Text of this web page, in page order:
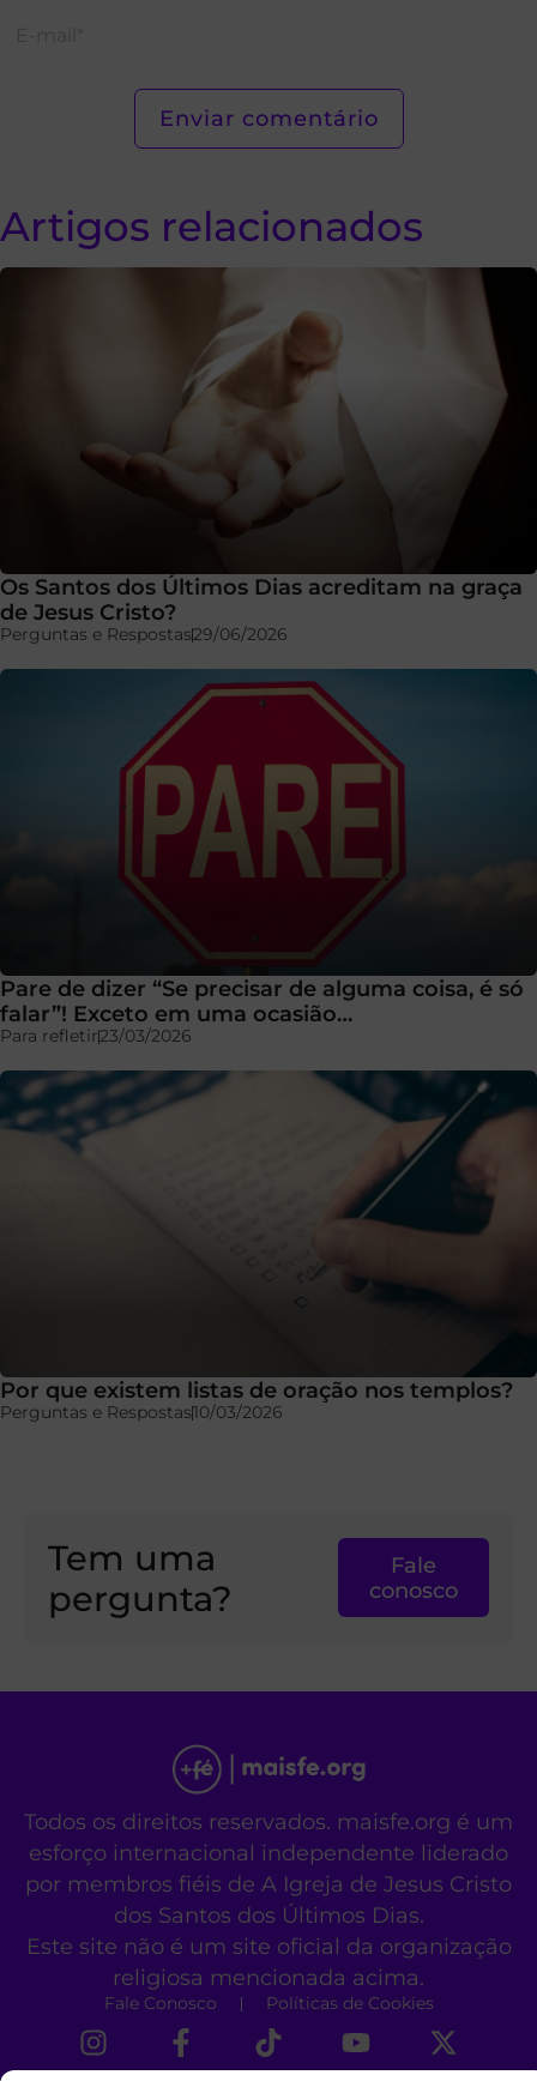
Artigos relacionados
Os Santos dos Últimos Dias acreditam na graça
de Jesus Cristo?
Perguntas e Respostas29/06/2026
Pare de dizer “Se precisar de alguma coisa, é só
falar”! Exceto em uma ocasião…
Para refletir23/03/2026
Por que existem listas de oração nos templos?
Perguntas e Respostas10/03/2026
Tem uma
pergunta?
Fale
conosco
Todos os direitos reservados. maisfe.org é um
esforço internacional independente liderado
por membros fiéis de A Igreja de Jesus Cristo
dos Santos dos Últimos Dias.
Este site não é um site oficial da organização
religiosa mencionada acima.
Fale Conosco Políticas de Cookies